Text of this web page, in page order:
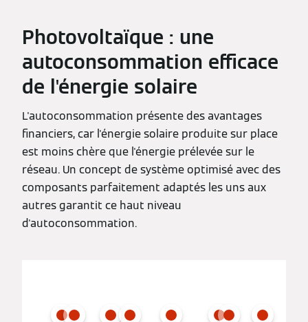
Photovoltaïque : une
autoconsommation efficace
de l'énergie solaire
L'autoconsommation présente des avantages
financiers, car l'énergie solaire produite sur place
est moins chère que l'énergie prélevée sur le
réseau. Un concept de système optimisé avec des
composants parfaitement adaptés les uns aux
autres garantit ce haut niveau
d'autoconsommation.